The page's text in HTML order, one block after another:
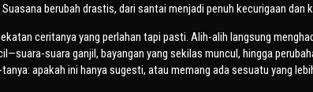
berubah drastis, dari santai menjadi penuh kecurigaan dan
ceritanya yang perlahan tapi pasti. Alih-alih langsung
suara ganjil, bayangan yang sekilas muncul, hingga
apakah ini hanya sugesti, atau memang ada sesuatu yang